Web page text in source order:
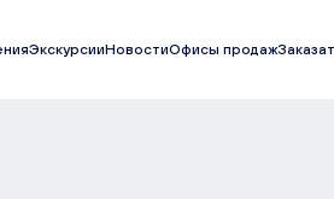
ЭкскурсииНовостиОфисы продаж